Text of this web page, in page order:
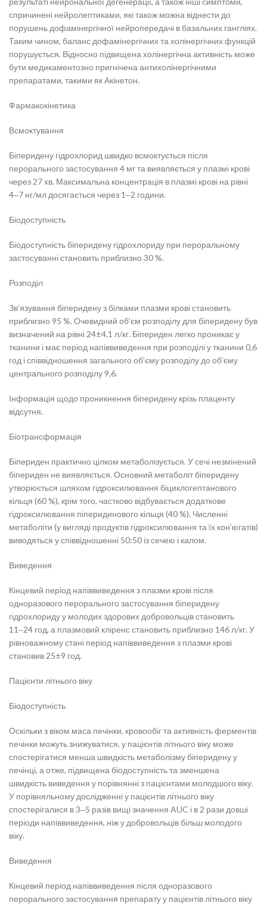
спричинені нейролептиками, які також можна віднести до
порушень дофамінергічної нейропередачі в базальних гангліях.
Таким чином, баланс дофамінергічних та холінергічних функцій
порушується. Відносно підвищена холінергічна активність може
бути медикаментозно пригнічена антихолінергічними
препаратами, такими як Акінетон.
Фармакокінетика
Всмоктування
Біперидену гідрохлорид швидко всмоктується після
перорального застосування 4 мг та виявляється у плазмі крові
через 27 хв. Максимальна концентрація в плазмі крові на рівні
4‒7 нг/мл досягається через 1‒2 години.
Біодоступність
Біодоступність біперидену гідрохлориду при пероральному
застосуванні становить приблизно 30 %.
Розподіл
Зв’язування біперидену з білками плазми крові становить
приблизно 95 %. Очевидний об’єм розподілу для біперидену був
визначений на рівні 24±4,1 л/кг. Біпериден легко проникає у
тканини і має період напіввиведення при розподілі у тканини 0,6
год і співвідношення загального об’єму розподілу до об’єму
центрального розподілу 9,6.
Інформація щодо проникнення біперидену крізь плаценту
відсутня.
Біотрансформація
Біпериден практично цілком метаболізується. У сечі незмінений
біпериден не виявляється. Основний метаболіт біперидену
утворюється шляхом гідроксилювання біциклогептанового
кільця (60 %), крім того, частково відбувається додаткове
гідроксилювання піперидинового кільця (40 %). Численні
метаболіти (у вигляді продуктів гідроксилювання та їх кон’югатів)
виводяться у співвідношенні 50:50 із сечею і калом.
Виведення
Кінцевий період напіввиведення з плазми крові після
одноразового перорального застосування біперидену
гідрохлориду у молодих здорових добровольців становить
11‒24 год, а плазмовий кліренс становить приблизно 146 л/кг. У
рівноважному стані період напіввиведення з плазми крові
становив 25±9 год.
Пацієнти літнього віку
Біодоступність
Оскільки з віком маса печінки, кровообіг та активність ферментів
печінки можуть знижуватися, у пацієнтів літнього віку може
спостерігатися менша швидкість метаболізму біперидену у
печінці, а отже, підвищена біодоступність та зменшена
швидкість виведення у порівнянні з пацієнтами молодшого віку.
У порівняльному дослідженні у пацієнтів літнього віку
спостерігалися в 3‒5 разів вищі значення AUC і в 2 рази довші
періоди напіввиведення, ніж у добровольців більш молодого
віку.
Виведення
Кінцевий період напіввиведення після одноразового
перорального застосування препарату у пацієнтів літнього віку